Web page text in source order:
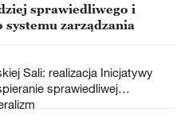
sprawiedliwego i
zarządzania
Sali: realizacja Inicjatywy
sprawiedliwej